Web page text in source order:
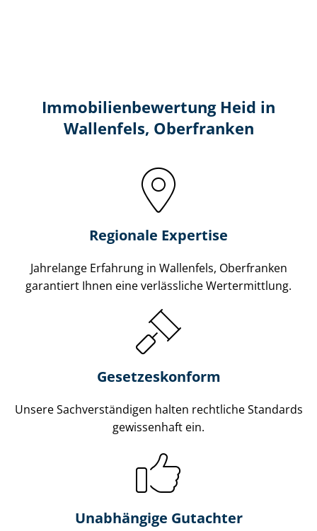
Immobilien­bewertung Heid in
Wallenfels, Oberfranken
Regionale Expertise
Jahrelange Erfahrung in Wallenfels, Oberfranken
garantiert Ihnen eine verlässliche Wertermittlung.
Gesetzes­konform
Unsere Sach­ver­stän­di­gen halten rechtliche Standards
gewissenhaft ein.
Unabhängige Gutachter